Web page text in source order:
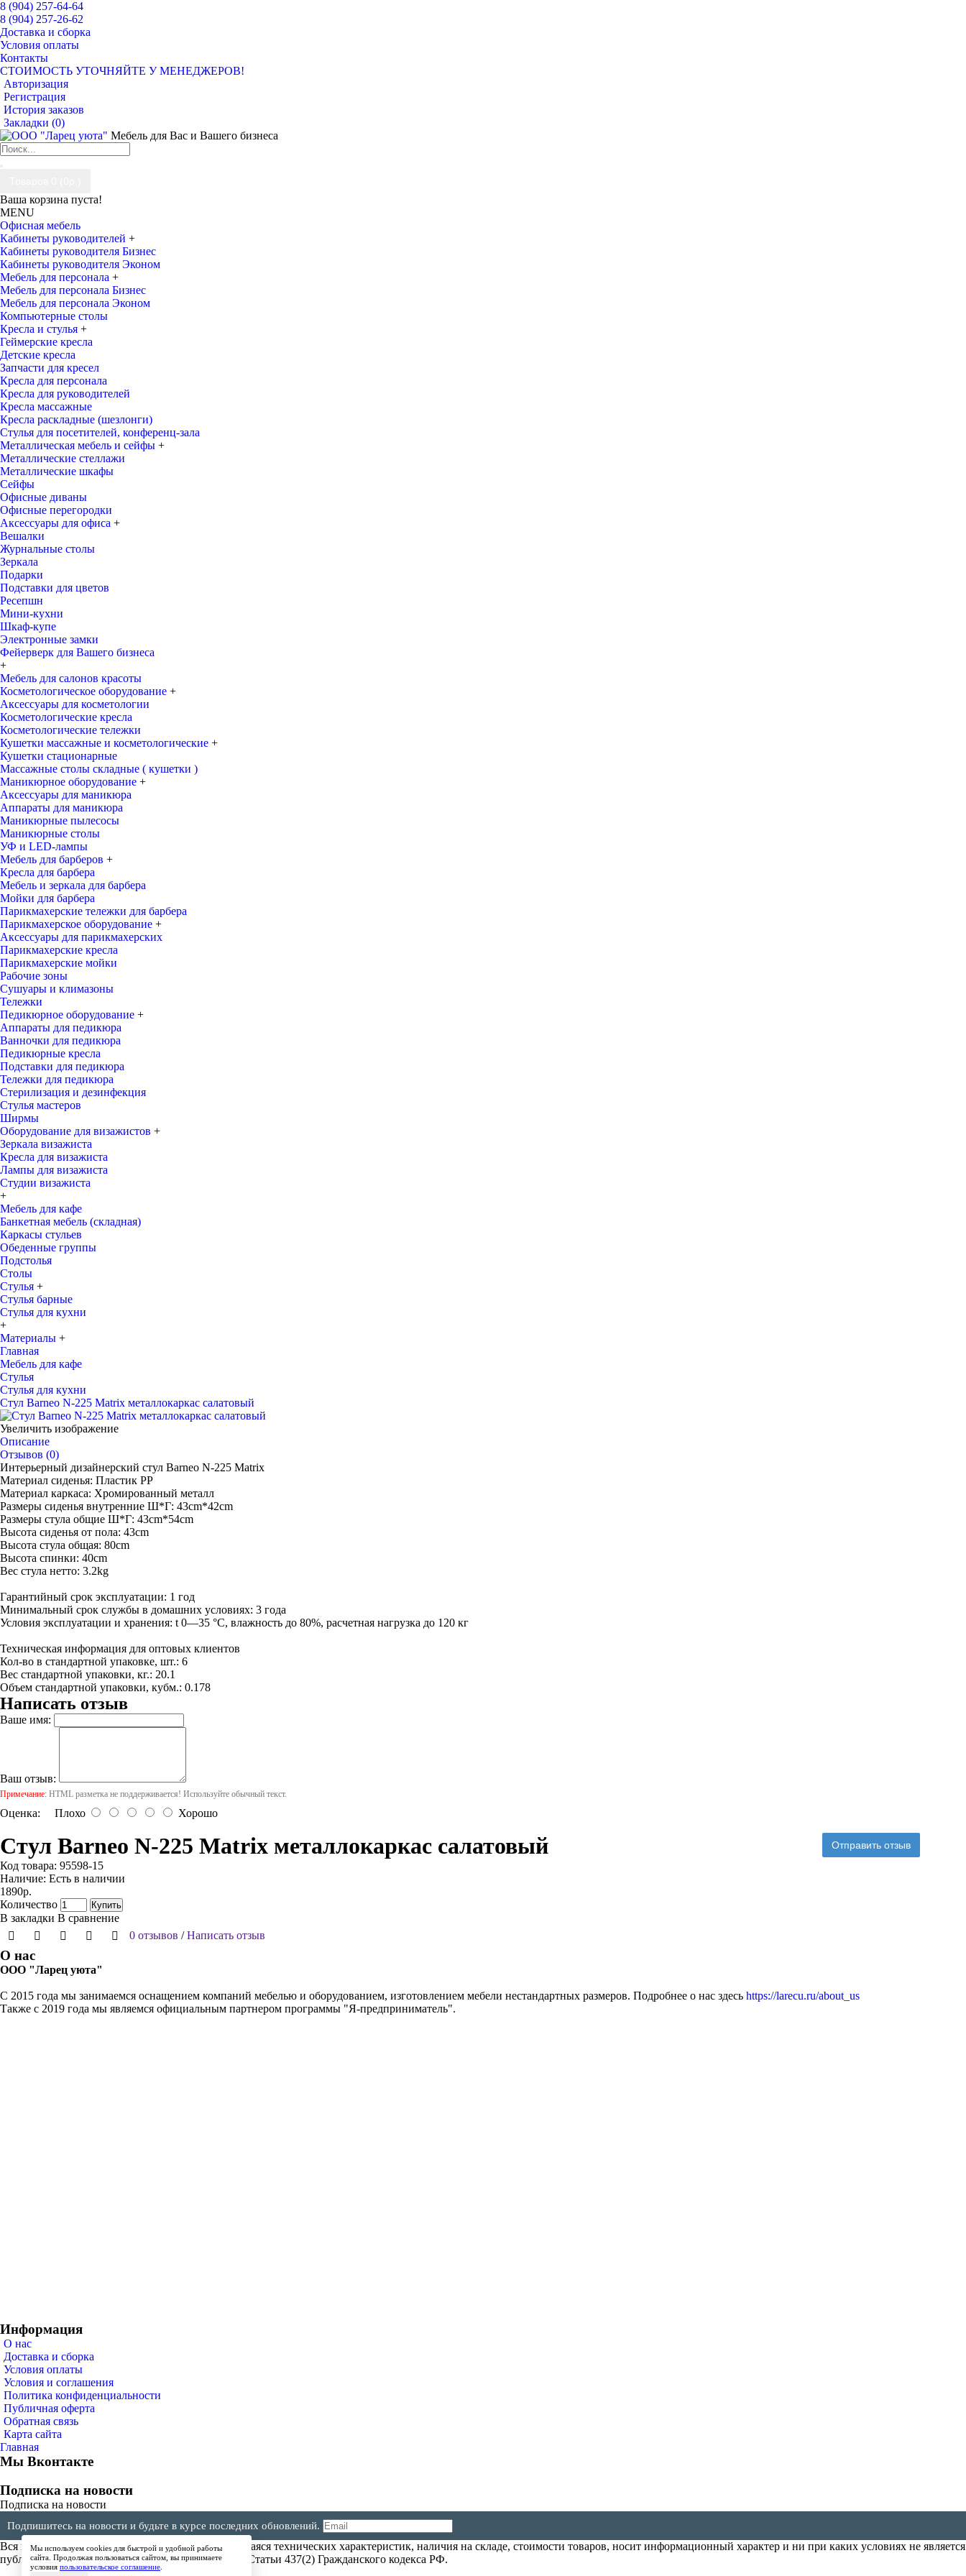
8 (904) 257-64-64
8 (904) 257-26-62
Доставка и сборка
Условия оплаты
Контакты
СТОИМОСТЬ УТОЧНЯЙТЕ У МЕНЕДЖЕРОВ!
Авторизация
Регистрация
История заказов
Закладки (0)
Мебель для Вас и Вашего бизнеса
Ваша корзина пуста!
MENU
Офисная мебель
Кабинеты руководителей +
Кабинеты руководителя Бизнес
Кабинеты руководителя Эконом
Мебель для персонала +
Мебель для персонала Бизнес
Мебель для персонала Эконом
Компьютерные столы
Кресла и стулья +
Геймерские кресла
Детские кресла
Запчасти для кресел
Кресла для персонала
Кресла для руководителей
Кресла массажные
Кресла раскладные (шезлонги)
Стулья для посетителей, конференц-зала
Металлическая мебель и сейфы +
Металлические стеллажи
Металлические шкафы
Сейфы
Офисные диваны
Офисные перегородки
Аксессуары для офиса +
Вешалки
Журнальные столы
Зеркала
Подарки
Подставки для цветов
Ресепшн
Мини-кухни
Шкаф-купе
Электронные замки
Фейерверк для Вашего бизнеса
+
Мебель для салонов красоты
Косметологическое оборудование +
Аксессуары для косметологии
Косметологические кресла
Косметологические тележки
Кушетки массажные и косметологические +
Кушетки стационарные
Массажные столы складные ( кушетки )
Маникюрное оборудование +
Аксессуары для маникюра
Аппараты для маникюра
Маникюрные пылесосы
Маникюрные столы
УФ и LED-лампы
Мебель для барберов +
Кресла для барбера
Мебель и зеркала для барбера
Мойки для барбера
Парикмахерские тележки для барбера
Парикмахерское оборудование +
Аксессуары для парикмахерских
Парикмахерские кресла
Парикмахерские мойки
Рабочие зоны
Сушуары и климазоны
Тележки
Педикюрное оборудование +
Аппараты для педикюра
Ванночки для педикюра
Педикюрные кресла
Подставки для педикюра
Тележки для педикюра
Стерилизация и дезинфекция
Стулья мастеров
Ширмы
Оборудование для визажистов +
Зеркала визажиста
Кресла для визажиста
Лампы для визажиста
Студии визажиста
+
Мебель для кафе
Банкетная мебель (складная)
Каркасы стульев
Обеденные группы
Подстолья
Столы
Стулья +
Стулья барные
Стулья для кухни
+
Материалы +
Главная
Мебель для кафе
Стулья
Стулья для кухни
Стул Barneo N-225 Matrix металлокаркас салатовый
Увеличить изображение
Описание
Отзывов (0)
Интерьерный дизайнерский стул Barneo N-225 Matrix
Материал сиденья: Пластик PP
Материал каркаса: Хромированный металл
Размеры сиденья внутренние Ш*Г: 43cm*42cm
Размеры стула общие Ш*Г: 43cm*54cm
Высота сиденья от пола: 43cm
Высота стула общая: 80cm
Высота спинки: 40cm
Вес стула нетто: 3.2kg
Гарантийный срок эксплуатации: 1 год
Минимальный срок службы в домашних условиях: 3 года
Условия эксплуатации и хранения: t 0—35 °С, влажность до 80%, расчетная нагрузка до 120 кг
Техническая информация для оптовых клиентов
Кол-во в стандартной упаковке, шт.: 6
Вес стандартной упаковки, кг.: 20.1
Объем стандартной упаковки, кубм.: 0.178
Написать отзыв
Ваше имя:
Ваш отзыв:
Примечание: HTML разметка не поддерживается! Используйте обычный текст.
Оценка: Плохо Хорошо
Отправить отзыв
Стул Barneo N-225 Matrix металлокаркас салатовый
Код товара: 95598-15
Наличие: Есть в наличии
1890р.
Количество
Купить
В закладки В сравнение
0 отзывов /Написать отзыв
О нас
ООО "Ларец уюта"
С 2015 года мы занимаемся оснащением компаний мебелью и оборудованием, изготовлением мебели нестандартных размеров. Подробнее о нас здесь https://larecu.ru/about_us
Также с 2019 года мы являемся официальным партнером программы "Я-предприниматель".
Информация
О нас
Доставка и сборка
Условия оплаты
Условия и соглашения
Политика конфиденциальности
Публичная оферта
Обратная связь
Карта сайта
Главная
Мы Вконтакте
Подписка на новости
Подписка на новости
Подпишитесь на новости и будьте в курсе последних обновлений.
Вся представленная на сайте информация, касающаяся технических характеристик, наличия на складе, стоимости товаров, носит информационный характер и ни при каких условиях не является
публичной офертой, определяемой положениями Статьи 437(2) Гражданского кодекса РФ.
Мы используем cookies для быстрой и удобной работы
сайта. Продолжая пользоваться сайтом, вы принимаете
условия пользовательское соглашение